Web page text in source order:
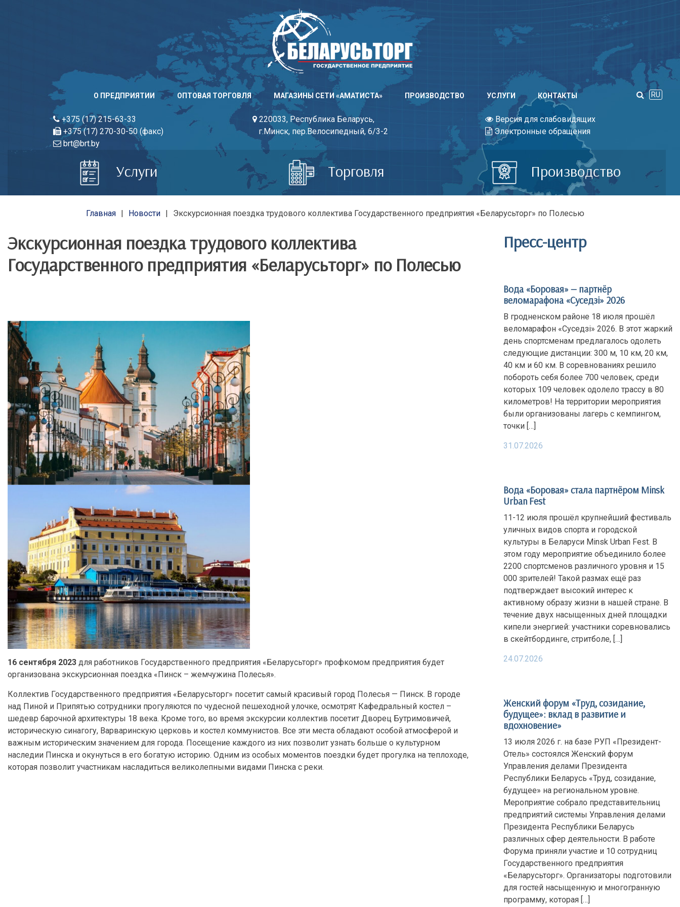
О ПРЕДПРИЯТИИ ОПТОВАЯ ТОРГОВЛЯ МАГАЗИНЫ СЕТИ «АМАТИСТА» ПРОИЗВОДСТВО УСЛУГИ КОНТАКТЫ RU
+375 (17) 215-63-33
+375 (17) 270-30-50 (факс)
brt@brt.by
220033, Республика Беларусь,
г.Минск, пер.Велосипедный, 6/3-2
Версия для слабовидящих
Электронные обращения
Услуги Торговля Производство
Главная Новости Экскурсионная поездка трудового коллектива Государственного предприятия «Беларусьторг» по Полесью
Экскурсионная поездка трудового коллектива
Государственного предприятия «Беларусьторг» по Полесью
16 сентября 2023 для работников Государственного предприятия «Беларусьторг» профкомом предприятия будет
организована экскурсионная поездка «Пинск – жемчужина Полесья».
Коллектив Государственного предприятия «Беларусьторг» посетит самый красивый город Полесья — Пинск. В городе
над Пиной и Припятью сотрудники прогуляются по чудесной пешеходной улочке, осмотрят Кафедральный костел –
шедевр барочной архитектуры 18 века. Кроме того, во время экскурсии коллектив посетит Дворец Бутримовичей,
историческую синагогу, Варваринскую церковь и костел коммунистов. Все эти места обладают особой атмосферой и
важным историческим значением для города. Посещение каждого из них позволит узнать больше о культурном
наследии Пинска и окунуться в его богатую историю. Одним из особых моментов поездки будет прогулка на теплоходе,
которая позволит участникам насладиться великолепными видами Пинска с реки.
Пресс-центр
Вода «Боровая» — партнёр
веломарафона «Суседзi» 2026
В гродненском районе 18 июля прошёл
веломарафон «Суседзi» 2026. В этот жаркий
день спортсменам предлагалось одолеть
следующие дистанции: 300 м, 10 км, 20 км,
40 км и 60 км. В соревнованиях решило
побороть себя более 700 человек, среди
которых 109 человек одолело трассу в 80
километров! На территории мероприятия
были организованы лагерь с кемпингом,
точки […]
31.07.2026
Вода «Боровая» стала партнёром Minsk
Urban Fest
11-12 июля прошёл крупнейший фестиваль
уличных видов спорта и городской
культуры в Беларуси Minsk Urban Fest. В
этом году мероприятие объединило более
2200 спортсменов различного уровня и 15
000 зрителей! Такой размах ещё раз
подтверждает высокий интерес к
активному образу жизни в нашей стране. В
течение двух насыщенных дней площадки
кипели энергией: участники соревновались
в скейтбординге, стритболе, […]
24.07.2026
Женский форум «Труд, созидание,
будущее»: вклад в развитие и
вдохновение»
13 июля 2026 г. на базе РУП «Президент-
Отель» состоялся Женский форум
Управления делами Президента
Республики Беларусь «Труд, созидание,
будущее» на региональном уровне.
Мероприятие собрало представительниц
предприятий системы Управления делами
Президента Республики Беларусь
различных сфер деятельности. В работе
Форума приняли участие и 10 сотрудниц
Государственного предприятия
«Беларусьторг». Организаторы подготовили
для гостей насыщенную и многогранную
программу, которая […]